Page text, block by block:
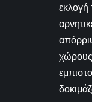
εκλογή